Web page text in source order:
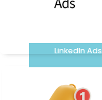
LinkedIn Ads